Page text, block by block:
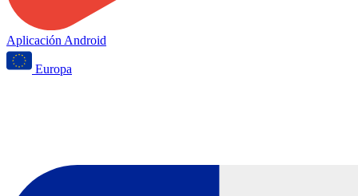
Aplicación Android
Europa